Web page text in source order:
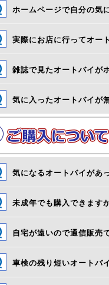
ホームページで自分の気
実際にお店に行ってオー
雑誌で見たオートバイが
気に入ったオートバイが
気になるオートバイがあ
未成年でも購入できます
自宅が遠いので通信販売
車検の残り短いオートバ